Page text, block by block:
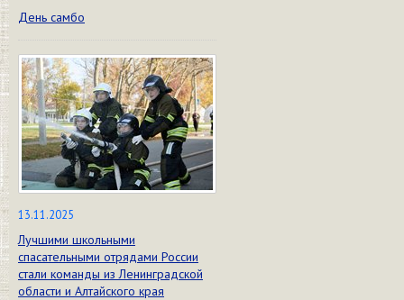
День самбо
13.11.2025
Лучшими школьными
спасательными отрядами России
стали команды из Ленинградской
области и Алтайского края